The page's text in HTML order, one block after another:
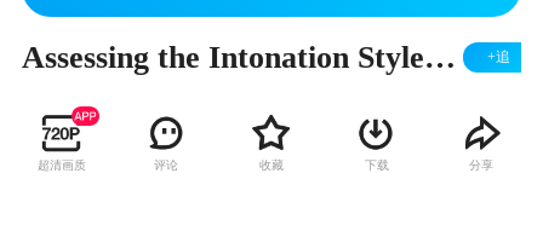
Assessing the Intonation Style of Speakers with Autism Spectrum Disorder +追
超清画质 评论 收藏 下载 分享